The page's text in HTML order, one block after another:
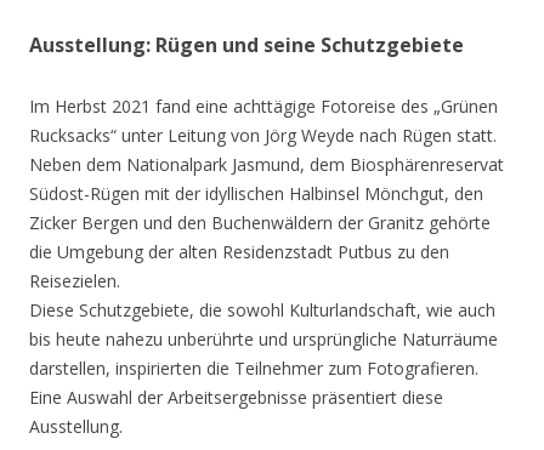
Ausstellung: Rügen und seine Schutzgebiete
Im Herbst 2021 fand eine achttägige Fotoreise des „Grünen
Rucksacks“ unter Leitung von Jörg Weyde nach Rügen statt.
Neben dem Nationalpark Jasmund, dem Biosphärenreservat
Südost-Rügen mit der idyllischen Halbinsel Mönchgut, den
Zicker Bergen und den Buchenwäldern der Granitz gehörte
die Umgebung der alten Residenzstadt Putbus zu den
Reisezielen.
Diese Schutzgebiete, die sowohl Kulturlandschaft, wie auch
bis heute nahezu unberührte und ursprüngliche Naturräume
darstellen, inspirierten die Teilnehmer zum Fotografieren.
Eine Auswahl der Arbeitsergebnisse präsentiert diese
Ausstellung.